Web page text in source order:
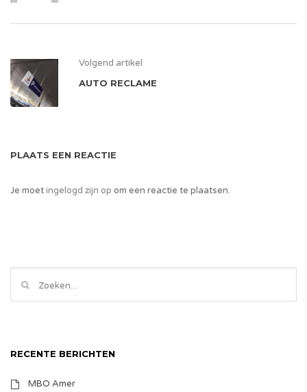
Volgend artikel
AUTO RECLAME
PLAATS EEN REACTIE
Je moetingelogd zijn op om een reactie te plaatsen.
RECENTE BERICHTEN
MBO Amer